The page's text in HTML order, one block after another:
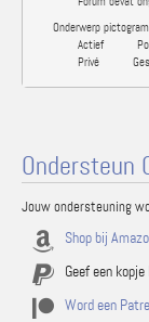
Onderwerp
Actief
Privé
Ondersteun
Jouw ondersteuning
Shop bij
Geef een
Word een